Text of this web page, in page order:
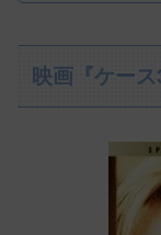
映画『ケー